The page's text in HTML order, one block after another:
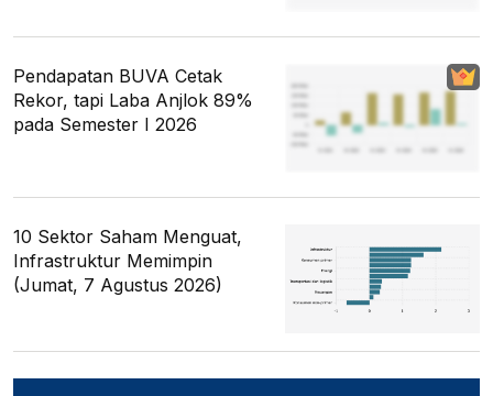
Pendapatan BUVA Cetak
Rekor, tapi Laba Anjlok 89%
pada Semester I 2026
10 Sektor Saham Menguat,
Infrastruktur Memimpin
(Jumat, 7 Agustus 2026)